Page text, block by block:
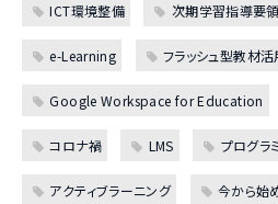
ICT環境整備 次期学習指導要領
e-Learning フラッシュ型教材
Google Workspace for Education
コロナ禍 LMS プログラ
アクティブラーニング 今から始